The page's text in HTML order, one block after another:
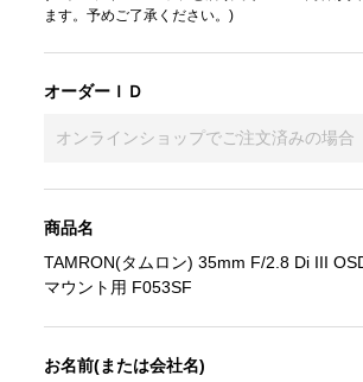
ます。予めご了承ください。)
オーダーＩＤ
商品名
TAMRON(タムロン) 35mm F/2.8 Di III
マウント用 F053SF
お名前(または会社名)